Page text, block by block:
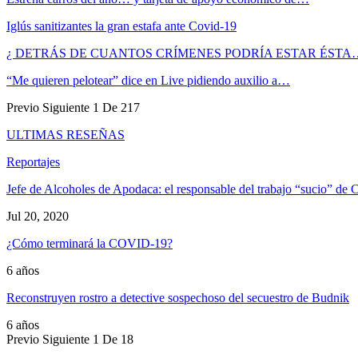
Iglús sanitizantes la gran estafa ante Covid-19
¿ DETRÁS DE CUANTOS CRÍMENES PODRÍA ESTAR
“Me quieren pelotear” dice en Live pidiendo auxilio a…
Previo Siguiente 1 De 217
ULTIMAS RESEÑAS
Reportajes
Jefe de Alcoholes de Apodaca: el responsable del trabajo “sucio” de
Jul 20, 2020
¿Cómo terminará la COVID-19?
6 años
Reconstruyen rostro a detective sospechoso del secuestro de Budnik
6 años
Previo Siguiente 1 De 18